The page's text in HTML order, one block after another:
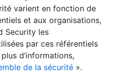
varient en fonction de
et aux organisations,
Security les
par ces référentiels
d’informations,
de la sécurité ».